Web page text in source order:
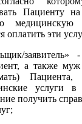
Пациенту
оплатить эти
заявитель»
а также
Пациента,
услуги
получить